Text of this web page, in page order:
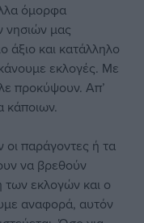
όμορφα
μας
άξιο και κατάλληλο
εκλογές. Με
προκύψουν. Απ’
κάποιων.
οι παράγοντες ή τα
να βρεθούν
εκλογών και ο
αναφορά, αυτόν